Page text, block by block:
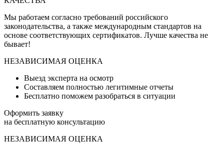
Мы работаем согласно требований российского
законодательства, а также международным стандартов на
основе соответствующих сертификатов. Лучше качества не
бывает!
НЕЗАВИСИМАЯ ОЦЕНКА
Выезд эксперта на осмотр
Составляем полностью легитимные отчеты
Бесплатно поможем разобраться в ситуации
Оформить заявку
на бесплатную консультацию
НЕЗАВИСИМАЯ ОЦЕНКА